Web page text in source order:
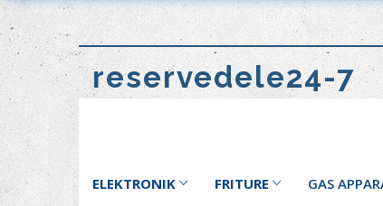
reservedele24-7
ELEKTRONIK FRITURE GAS